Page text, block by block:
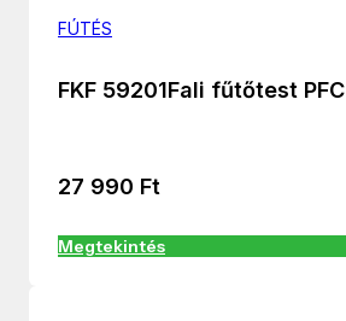
FÚTÉS
FKF 59201Fali fűtőtest PFC
27 990 Ft
Megtekintés